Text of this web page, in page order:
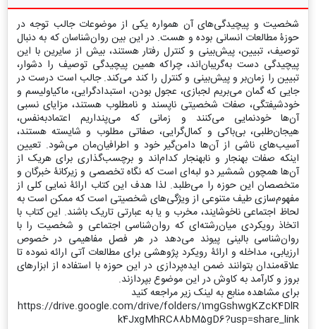
شخصیت و پیچیدگی‌های آن همواره یکی از موضوعات جالب توجه در
حوزۀ مطالعات انسانی بوده و هست. در این‌ بین روان‌شناسان که به دنبال
توصیف، تبیین، پیش‌بینی و کنترل رفتار هستند، بیش از سایرین با این
پیچیدگی دست ‌به‌گریبان‌اند، چراکه همین پیچیدگی توصیف را دشوار،
تبیین را زمان‌بر و پیش‌بینی و کنترل را کند می‌کند. جالب است درست در
‌جایی که گمان می‌بریم لجبازی، عجول بودن، استبدادگرایی، ماکیاولیسم و
خودشیفتگی، صفات شخصیتی ناپسند و نامطلوب هستند، مزایای نسبی
آن‌ها خودنمایی می‌کنند و زمانی که می‌پنداریم اعتمادبه‌نفس،
هیجان‌طلبی، بی‌باکی و کمال‌گرایی، صفاتی مطلوب و شایسته هستند،
آسیب‌های ناشی از آن‌ها دامن‌گیر خود و اطرافیان‌مان می‌شود. تعیین
اینکه صفات بهنجار و نابهنجار کدام‌اند و برچسب‌گذاری برای هریک از
آن‌ها همچون شمشیر دو لبه‌ای است که نگاه تخصصی و زیرکانۀ خبرگان و
متخصصان این حوزه را می‌طلبد. لذا هدف این کتاب ارائۀ نمایی کلی از
مفهوم‌سازی طیف متنوعی از ویژگی‌های شخصیتی است که ممکن است به
لحاظ اجتماعی ناخوشایند، مخرب و یا به عبارتی تاریک باشند. این کتاب با
اتخاذ رویکردی میان‌رشته‌ای که روان‌شناسی اجتماعی و شخصیت را با
روان‌شناسی بالینی پیوند می‌دهد در هر فصل مفاهیمی در خصوص
ارزیابی، مداخله و ارائۀ رویکرد پژوهشی برای مطالعات آتی ارائه نموده تا
علاقه‌مندان بتوانند ضمن ایده‌پردازی در این حوزه با استفاده از ابزارهای
بروز و کارآمد به کاوش در این موضوع بپردازند.
برای مشاهده منابع به لینک زیر مراجعه کنید
https://drive.google.com/drive/folders/1mgGshwgKZcK4DlR
k4JxgMhRC88bM5gD6?usp=share_link